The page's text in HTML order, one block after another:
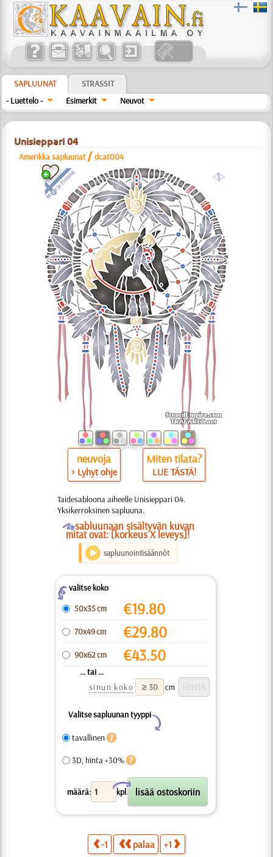
SAPLUUNAT
STRASSIT
- Luettelo -
Esimerkit Neuvot
Unisieppari 04
Amerikka sapluunat /dcat004
a
neuvoja
> Lyhyt ohje
Miten tilata?
LUE TÄSTÄ!
Taidesabloona aiheelle Unisieppari 04.
Yksikerroksinen sapluuna.
Osabluunaan sisältyvän kuvan
mitat ovat: [korkeus X leveys]!
sapluunointisäännöt
Zvalitse koko
50x35 cm
€19.80
70x49 cm €29.80
90x62 cm €43.50
... tai ...
sinun koko
cm
Valitse sapluunan tyyppi
Y
tavallinen
3D, hinta +30%
määrä: kpl.
X
-1 palaa +1